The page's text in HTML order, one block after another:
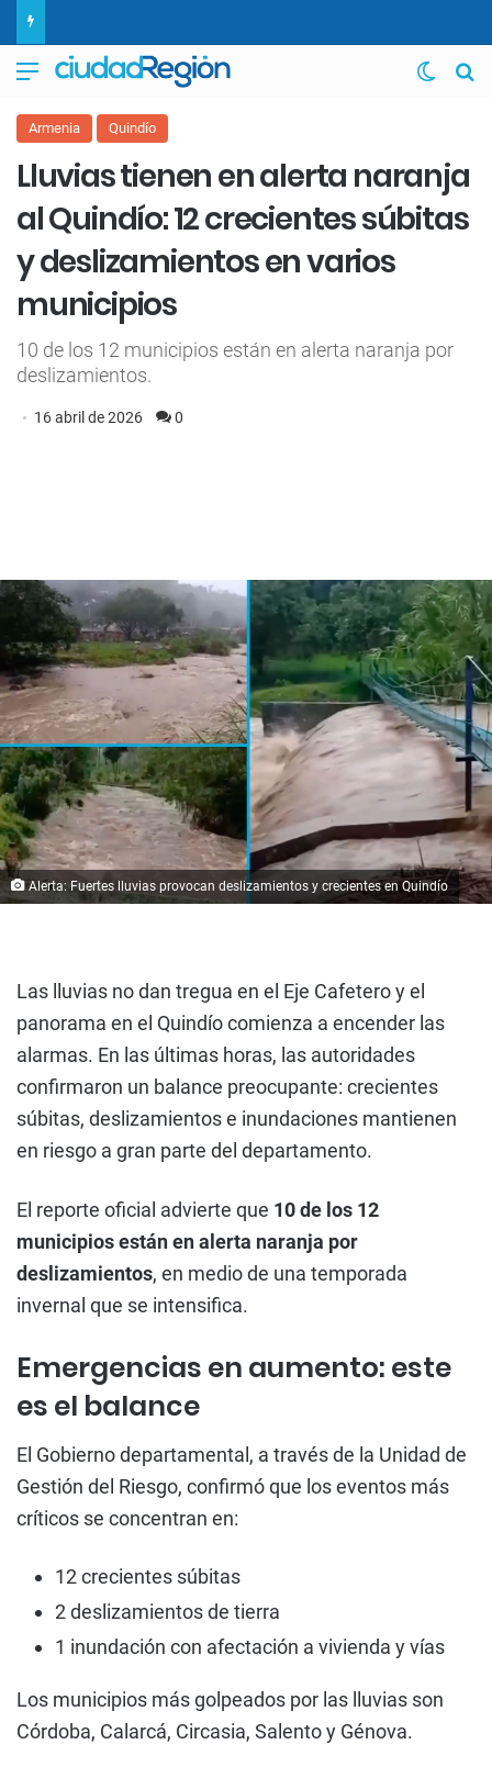
Menú
Armenia Quindío
Lluvias tienen en alerta naranja
al Quindío: 12 crecientes súbitas
y deslizamientos en varios
municipios
10 de los 12 municipios están en alerta naranja por
deslizamientos.
16 abril de 2026 0
Alerta: Fuertes lluvias provocan deslizamientos y crecientes en Quindío
Las lluvias no dan tregua en el Eje Cafetero y el
panorama en el Quindío comienza a encender las
alarmas. En las últimas horas, las autoridades
confirmaron un balance preocupante: crecientes
súbitas, deslizamientos e inundaciones mantienen
en riesgo a gran parte del departamento.
El reporte oficial advierte que 10 de los 12
municipios están en alerta naranja por
deslizamientos, en medio de una temporada
invernal que se intensifica.
Emergencias en aumento: este
es el balance
El Gobierno departamental, a través de la Unidad de
Gestión del Riesgo, confirmó que los eventos más
críticos se concentran en:
12 crecientes súbitas
2 deslizamientos de tierra
1 inundación con afectación a vivienda y vías
Los municipios más golpeados por las lluvias son
Córdoba, Calarcá, Circasia, Salento y Génova.